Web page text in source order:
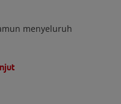
menyeluruh